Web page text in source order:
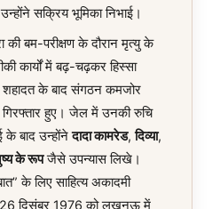
सक्रिय भूमिका निभाई।
की बम-परीक्षण के दौरान मृत्यु के
कार्यों में बढ़-चढ़कर हिस्सा
के बाद संगठन कमजोर
हुए। जेल में उनकी रुचि
के बाद उन्होंनेदादा कामरेड,दिव्या,
के रूपजैसे उपन्यास लिखे।
के लिए साहित्य अकादमी
26 दिसंबर 1976 को लखनऊ में